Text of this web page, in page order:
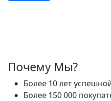
Почему Мы?
Более 10 лет
Более 150 000